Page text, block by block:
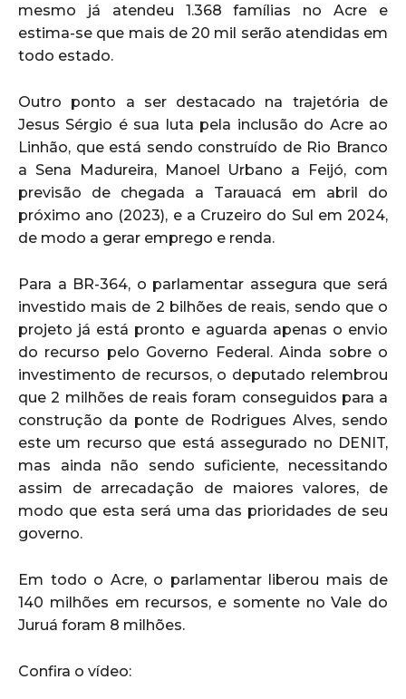
mesmo já atendeu 1.368 famílias no Acre e
estima-se que mais de 20 mil serão atendidas em
todo estado.
Outro ponto a ser destacado na trajetória de
Jesus Sérgio é sua luta pela inclusão do Acre ao
Linhão, que está sendo construído de Rio Branco
a Sena Madureira, Manoel Urbano a Feijó, com
previsão de chegada a Tarauacá em abril do
próximo ano (2023), e a Cruzeiro do Sul em 2024,
de modo a gerar emprego e renda.
Para a BR-364, o parlamentar assegura que será
investido mais de 2 bilhões de reais, sendo que o
projeto já está pronto e aguarda apenas o envio
do recurso pelo Governo Federal. Ainda sobre o
investimento de recursos, o deputado relembrou
que 2 milhões de reais foram conseguidos para a
construção da ponte de Rodrigues Alves, sendo
este um recurso que está assegurado no DENIT,
mas ainda não sendo suficiente, necessitando
assim de arrecadação de maiores valores, de
modo que esta será uma das prioridades de seu
governo.
Em todo o Acre, o parlamentar liberou mais de
140 milhões em recursos, e somente no Vale do
Juruá foram 8 milhões.
Confira o vídeo: